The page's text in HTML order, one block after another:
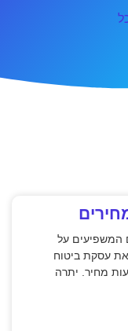
המשפיעים על
עסקת ביטוח
מחיר. יתרה